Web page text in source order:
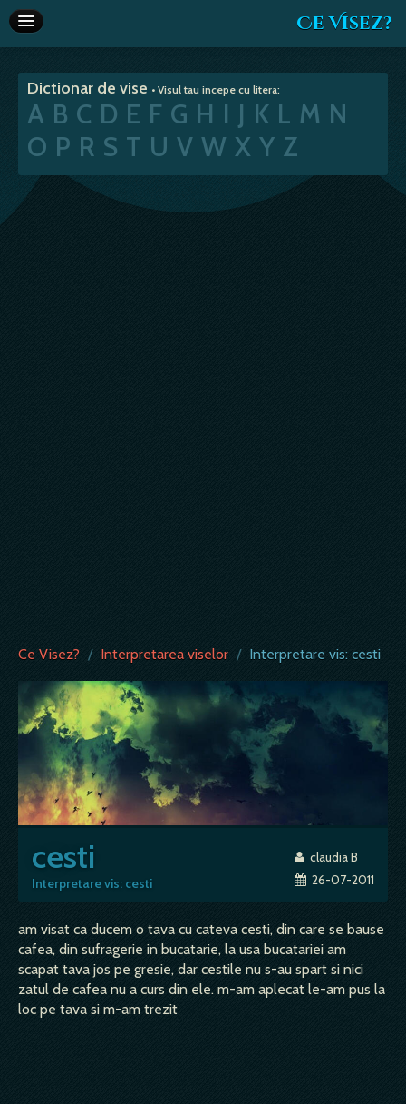
Ce Visez?
Interpretare vise
Articole
Va recomandam
Dictionar de vise • Visul tau incepe cu litera:
A B C D E F G H I J K L M N
O P R S T U V W X Y Z
Ce Visez? / Interpretarea viselor / Interpretare vis: cesti
cesti
Interpretare vis: cesti
claudia B
26-07-2011
am visat ca ducem o tava cu cateva cesti, din care se bause
cafea, din sufragerie in bucatarie, la usa bucatariei am
scapat tava jos pe gresie, dar cestile nu s-au spart si nici
zatul de cafea nu a curs din ele. m-am aplecat le-am pus la
loc pe tava si m-am trezit